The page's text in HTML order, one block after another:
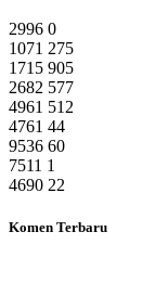
2996 0
1071 275
1715 905
2682 577
4961 512
4761 44
9536 60
7511 1
4690 22
Komen Terbaru